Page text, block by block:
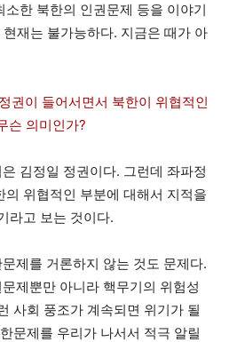
한 북한의 인권문제 등을 이야기
재는 불가능하다. 지금은 때가 아
권이 들어서면서 북한이 위협적인
슨 의미인가?
김정일 정권이다. 그런데 좌파정
위협적인 부분에 대해서 지적을
라고 보는 것이다.
제를 거론하지 않는 것도 문제다.
제뿐만 아니라 핵무기의 위험성
사회 풍조가 계속되면 위기가 될
문제를 우리가 나서서 적극 알릴